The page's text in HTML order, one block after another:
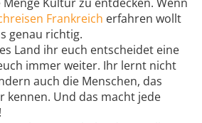
Frankreich erfahren wollt
genau richtig.
Land ihr euch entscheidet eine
immer weiter. Ihr lernt nicht
auch die Menschen, das
kennen. Und das macht jede